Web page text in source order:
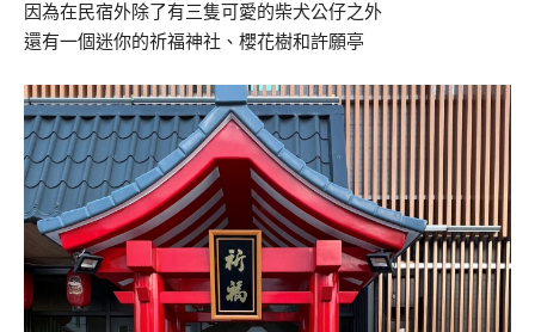
因為在民宿外除了有三隻可愛的柴犬公仔之外
還有一個迷你的祈福神社、櫻花樹和許願亭